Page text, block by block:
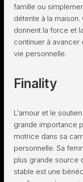
famille ou
détente à la
donnent la force et
continuer à avancer
vie personnelle.
Finality
L’amour et le
grande importance
motrice dans sa
personnelle. Sa
plus grande source
stable est une